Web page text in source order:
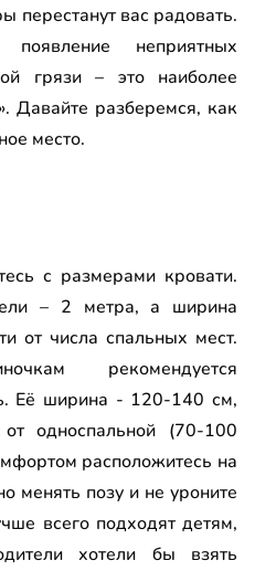
перестанут вас радовать.
появление неприятных
грязи – это наиболее
Давайте разберемся, как
место.
с размерами кровати.
– 2 метра, а ширина
от числа спальных мест.
рекомендуется
Её ширина - 120-140 см,
от односпальной (70-100
расположитесь на
менять позу и не уроните
всего подходят детям,
хотели бы взять